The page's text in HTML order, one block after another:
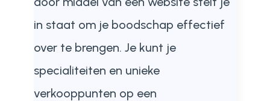
in staat om je boodschap effectief
over te brengen. Je kunt je
specialiteiten en unieke
verkooppunten op een